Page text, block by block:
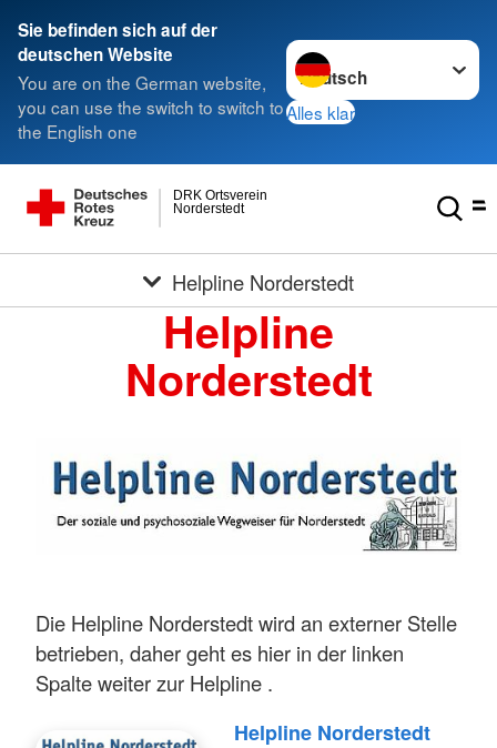
Sie befinden sich auf der
deutschen Website
You are on the German website,
you can use the switch to switch to
the English one
Sprache wechseln zu
Alles klar
Norderstedt
DRK Ortsverein
Helpline Norderstedt
Helpline
Norderstedt
Die Helpline Norderstedt wird an externer Stelle
betrieben, daher geht es hier in der linken
Spalte weiter zur Helpline .
Helpline Norderstedt